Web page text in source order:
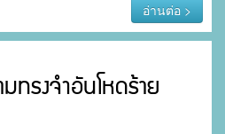
อ่านต่อ >
ทรงจำอันโหดร้าย